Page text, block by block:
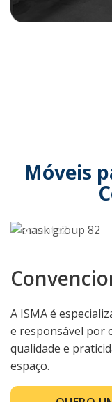
Móveis
A ISMA é
e responsável por
qualidade e
espaço.